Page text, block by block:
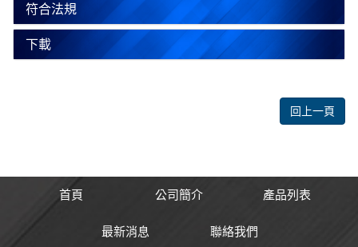
符合法規
下載
回上一頁
首頁 公司簡介 產品列表
最新消息 聯絡我們